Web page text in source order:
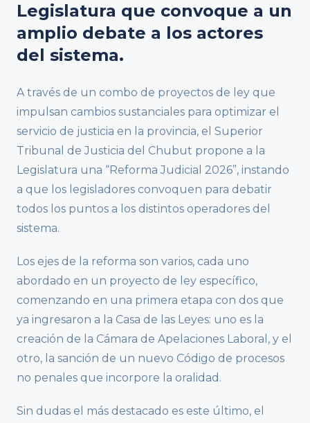
Legislatura que convoque a un
amplio debate a los actores
del sistema.
A través de un combo de proyectos de ley que
impulsan cambios sustanciales para optimizar el
servicio de justicia en la provincia, el Superior
Tribunal de Justicia del Chubut propone a la
Legislatura una “Reforma Judicial 2026”, instando
a que los legisladores convoquen para debatir
todos los puntos a los distintos operadores del
sistema.
Los ejes de la reforma son varios, cada uno
abordado en un proyecto de ley específico,
comenzando en una primera etapa con dos que
ya ingresaron a la Casa de las Leyes: uno es la
creación de la Cámara de Apelaciones Laboral, y el
otro, la sanción de un nuevo Código de procesos
no penales que incorpore la oralidad.
Sin dudas el más destacado es este último, el